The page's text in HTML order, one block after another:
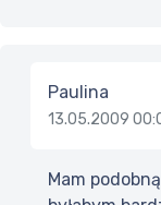
Paulina
13.05.2009
Mam